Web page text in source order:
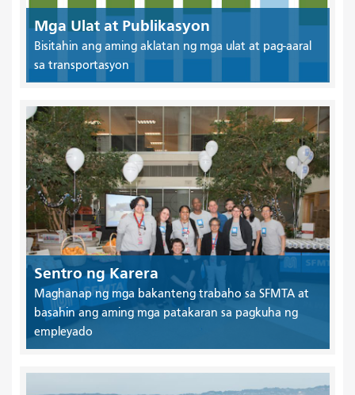
Mga Ulat at Publikasyon
Bisitahin ang aming aklatan ng mga ulat at pag-aaral
sa transportasyon
Sentro ng Karera
Maghanap ng mga bakanteng trabaho sa SFMTA at
basahin ang aming mga patakaran sa pagkuha ng
empleyado